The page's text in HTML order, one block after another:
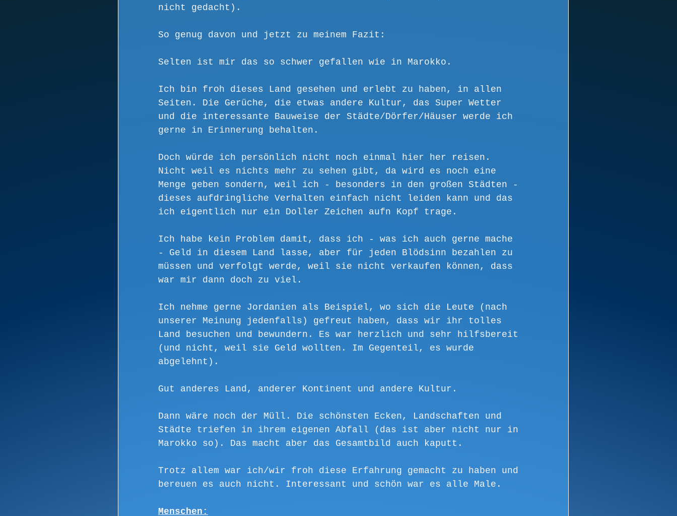
nicht gedacht).
So genug davon und jetzt zu meinem Fazit:
Selten ist mir das so schwer gefallen wie in Marokko.
Ich bin froh dieses Land gesehen und erlebt zu haben, in allen
Seiten. Die Gerüche, die etwas andere Kultur, das Super Wetter
und die interessante Bauweise der Städte/Dörfer/Häuser werde ich
gerne in Erinnerung behalten.
Doch würde ich persönlich nicht noch einmal hier her reisen.
Nicht weil es nichts mehr zu sehen gibt, da wird es noch eine
Menge geben sondern, weil ich - besonders in den großen Städten -
dieses aufdringliche Verhalten einfach nicht leiden kann und das
ich eigentlich nur ein Doller Zeichen aufn Kopf trage.
Ich habe kein Problem damit, dass ich - was ich auch gerne mache
- Geld in diesem Land lasse, aber für jeden Blödsinn bezahlen zu
müssen und verfolgt werde, weil sie nicht verkaufen können, dass
war mir dann doch zu viel.
Ich nehme gerne Jordanien als Beispiel, wo sich die Leute (nach
unserer Meinung jedenfalls) gefreut haben, dass wir ihr tolles
Land besuchen und bewundern. Es war herzlich und sehr hilfsbereit
(und nicht, weil sie Geld wollten. Im Gegenteil, es wurde
abgelehnt).
Gut anderes Land, anderer Kontinent und andere Kultur.
Dann wäre noch der Müll. Die schönsten Ecken, Landschaften und
Städte triefen in ihrem eigenen Abfall (das ist aber nicht nur in
Marokko so). Das macht aber das Gesamtbild auch kaputt.
Trotz allem war ich/wir froh diese Erfahrung gemacht zu haben und
bereuen es auch nicht. Interessant und schön war es alle Male.
Menschen: